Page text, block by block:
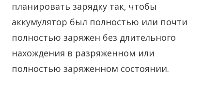
планировать зарядку так, чтобы
аккумулятор был полностью или почти
полностью заряжен без длительного
нахождения в разряженном или
полностью заряженном состоянии.